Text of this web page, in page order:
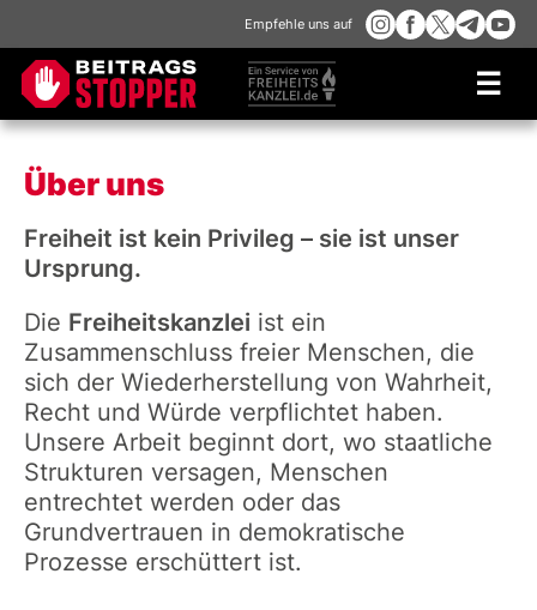
Empfehle uns auf
☰
Über uns
Freiheit ist kein Privileg – sie ist unser
Ursprung.
Die Freiheitskanzlei ist ein
Zusammenschluss freier Menschen, die
sich der Wiederherstellung von Wahrheit,
Recht und Würde verpflichtet haben.
Unsere Arbeit beginnt dort, wo staatliche
Strukturen versagen, Menschen
entrechtet werden oder das
Grundvertrauen in demokratische
Prozesse erschüttert ist.